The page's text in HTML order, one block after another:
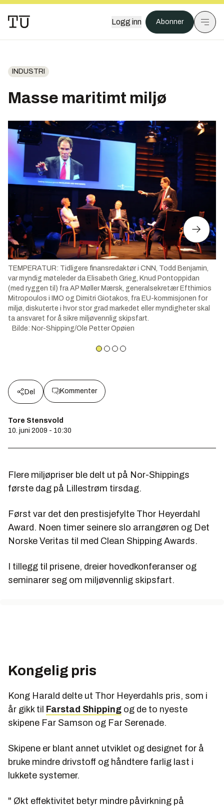
Logg inn Abonner
INDUSTRI
Masse maritimt miljø
TEMPERATUR: Tidligere finansredaktør i CNN, Todd Benjamin,
var myndig møteleder da Elisabeth Grieg, Knud Pontoppidan
(med ryggen til) fra AP Møller Mærsk, generalsekretær Efthimios
Mitropoulos i IMO og Dimitri Giotakos, fra EU-kommisjonen for
miljø, diskuterte i hvor stor grad markedet eller myndigheter skal
ta ansvaret for å sikre miljøvennlig skipsfart.
Bilde: Nor-Shipping/Ole Petter Opøien
Del Kommenter
Tore Stensvold
10. juni 2009 - 10:30
Flere miljøpriser ble delt ut på Nor-Shippings
første dag på Lillestrøm tirsdag.
Først var det den prestisjefylte Thor Heyerdahl
Award. Noen timer seinere slo arrangøren og Det
Norske Veritas til med Clean Shipping Awards.
I tillegg til prisene, dreier hovedkonferanser og
seminarer seg om miljøvennlig skipsfart.
Kongelig pris
Kong Harald delte ut Thor Heyerdahls pris, som i
år gikk til Farstad Shipping og de to nyeste
skipene Far Samson og Far Serenade.
Skipene er blant annet utviklet og designet for å
bruke mindre drivstoff og håndtere farlig last i
lukkete systemer.
" Økt effektivitet betyr mindre påvirkning på